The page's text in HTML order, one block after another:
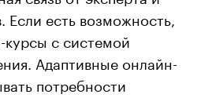
Если есть возможность,
с системой
Адаптивные онлайн-
потребности